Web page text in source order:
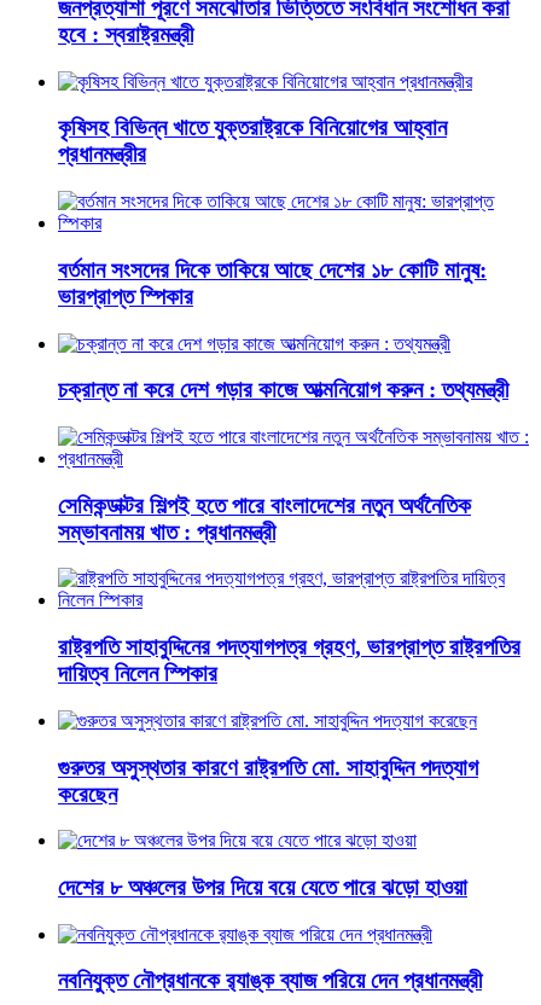
জনপ্রত্যাশা পূরণে সমঝোতার ভিত্তিতে সংবিধান সংশোধন করা
হবে : স্বরাষ্ট্রমন্ত্রী
কৃষিসহ বিভিন্ন খাতে যুক্তরাষ্ট্রকে বিনিয়োগের আহ্বান
প্রধানমন্ত্রীর
বর্তমান সংসদের দিকে তাকিয়ে আছে দেশের ১৮ কোটি মানুষ:
ভারপ্রাপ্ত স্পিকার
চক্রান্ত না করে দেশ গড়ার কাজে আত্মনিয়োগ করুন : তথ্যমন্ত্রী
সেমিকন্ডাক্টর শিল্পই হতে পারে বাংলাদেশের নতুন অর্থনৈতিক
সম্ভাবনাময় খাত : প্রধানমন্ত্রী
রাষ্ট্রপতি সাহাবুদ্দিনের পদত্যাগপত্র গ্রহণ, ভারপ্রাপ্ত রাষ্ট্রপতির
দায়িত্ব নিলেন স্পিকার
গুরুতর অসুস্থতার কারণে রাষ্ট্রপতি মো. সাহাবুদ্দিন পদত্যাগ
করেছেন
দেশের ৮ অঞ্চলের উপর দিয়ে বয়ে যেতে পারে ঝড়ো হাওয়া
নবনিযুক্ত নৌপ্রধানকে র‌্যাঙ্ক ব্যাজ পরিয়ে দেন প্রধানমন্ত্রী